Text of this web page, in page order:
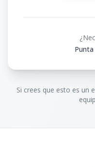
Si crees que esto es un